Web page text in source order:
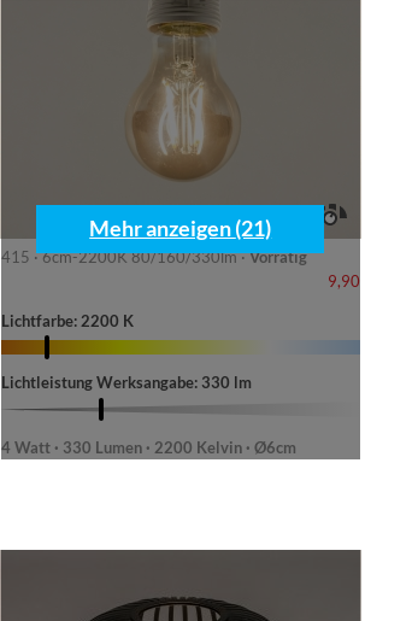
415 · 6cm-2200K 80/160/330lm ·Vorrätig
9,90
Lichtfarbe: 2200 K
Lichtleistung Werksangabe: 330 lm
4 Watt · 330 Lumen · 2200 Kelvin · Ø6cm
Mehr anzeigen (21)